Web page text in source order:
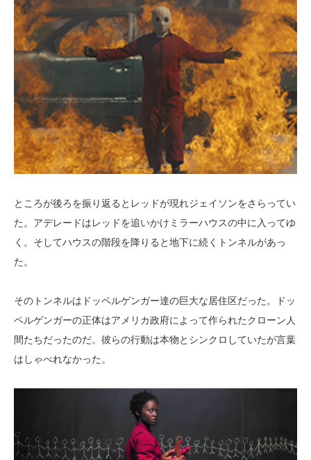
ところが後ろを振り返るとレッドが現れジェイソンをさらってい
た。アデレードはレッドを追いかけミラーハウスの中に入ってゆ
く。そしてハウスの階段を降りると地下に続くトンネルがあっ
た。
そのトンネルはドッペルゲンガー達の巨大な居住区だった。ドッ
ペルゲンガーの正体はアメリカ政府によって作られたクローン人
間たちだったのだ。彼らの行動は本物とシンクロしていたが言葉
はしゃべれなかった。